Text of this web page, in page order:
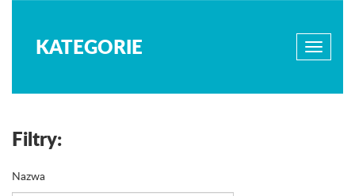
KATEGORIE
Filtry:
Nazwa